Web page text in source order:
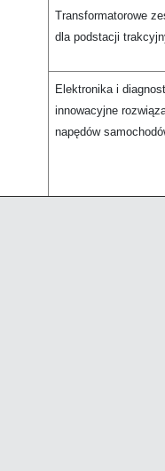
Transformatorowe
dla podstacji
Elektronika i
innowacyjne
napędów